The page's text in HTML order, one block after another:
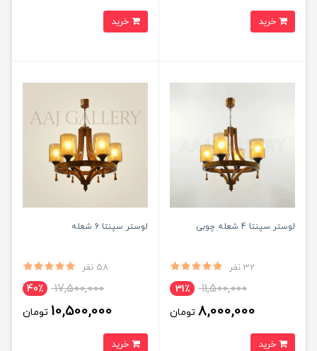
لوستر سپنتا 4 شعله چوبی
32 نفر
11,500,000 31٪
8,000,000 تومان
لوستر سپنتا 6 شعله
58 نفر
17,500,000 40٪
10,500,000 تومان